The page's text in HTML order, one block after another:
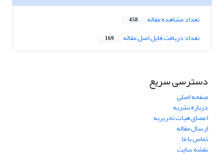
تعداد مشاهده مقاله 458
تعداد دریافت فایل اصل مقاله 169
دسترسی سریع
صفحه اصلی
درباره نشریه
اعضای هیات تحریریه
ارسال مقاله
تماس با ما
نقشه سایت